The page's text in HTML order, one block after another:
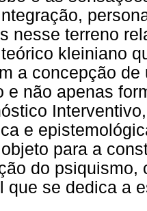
nesse terreno
kleiniano
a concepção
e não apenas
e
para a
do psiquismo,
que se dedica a